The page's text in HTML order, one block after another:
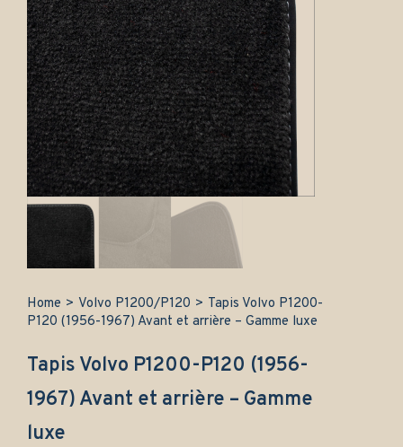
Home > Volvo P1200/P120 > Tapis Volvo P1200-
P120 (1956-1967) Avant et arrière – Gamme luxe
Tapis Volvo P1200-P120 (1956-
1967) Avant et arrière – Gamme
luxe